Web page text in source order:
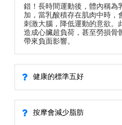
錯！長時間運動後，體內稱為
加，當乳酸積存在肌肉中時，
刺激大腦，降低運動的意欲。
造成心臟超負荷，甚至勞損骨
帶來負面影響。
健康的標準五好
按摩會減少脂肪